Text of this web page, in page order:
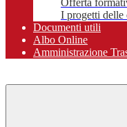
Offerta
I progetti delle
Documenti utili
Albo Online
Amministrazione